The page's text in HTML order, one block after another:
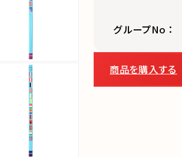
グループNo：
商品を購入する